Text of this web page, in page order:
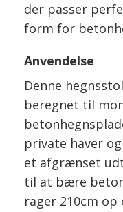
der passer
form for
Anvendelse
Denne
beregnet til
private haver
et afgrænset
til at bære
rager 210cm